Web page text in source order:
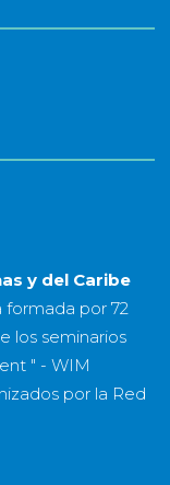
y del Caribe
formada por 72
los seminarios
" - WIM
por la Red